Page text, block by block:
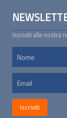
Iscriviti alla nostra